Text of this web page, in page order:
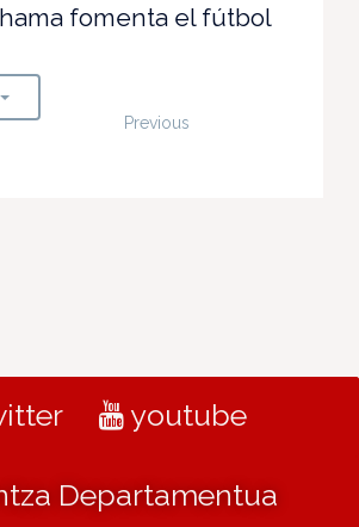
fomenta el fútbol
Previous
youtube
Departamentua